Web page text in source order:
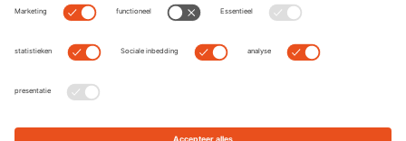
Recent Posts
De 10 beste gepolariseerde zonnebrillen om te vissen en bij
andere watersporten